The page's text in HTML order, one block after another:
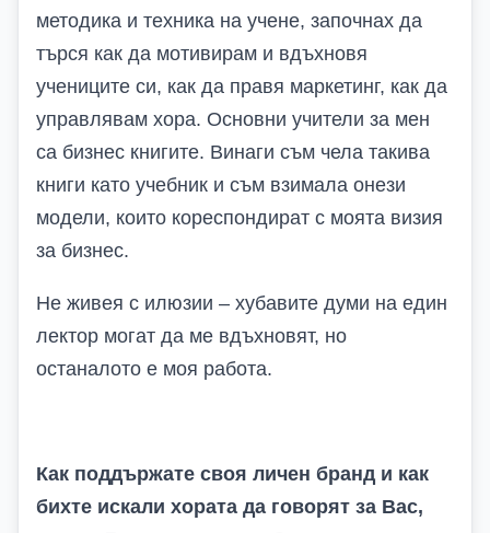
методика и техника на учене, започнах да
търся как да мотивирам и вдъхновя
учениците си, как да правя маркетинг, как да
управлявам хора. Основни учители за мен
са бизнес книгите. Винаги съм чела такива
книги като учебник и съм взимала онези
модели, които кореспондират с моята визия
за бизнес.
Не живея с илюзии – хубавите думи на един
лектор могат да ме вдъхновят, но
останалото е моя работа.
Как поддържате своя личен бранд и как
бихте искали хората да говорят за Вас,